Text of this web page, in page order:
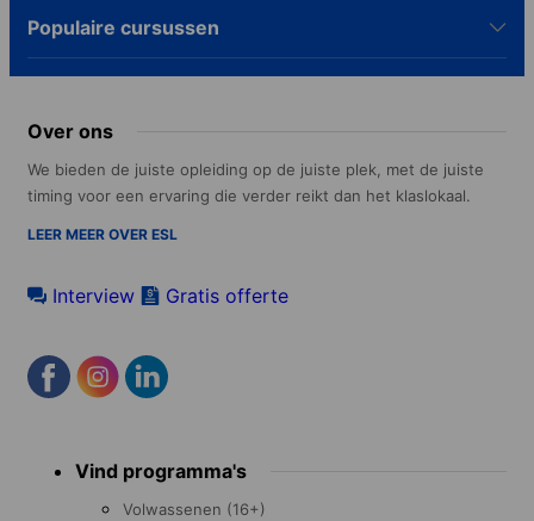
Populaire cursussen
Over ons
We bieden de juiste opleiding op de juiste plek, met de juiste
timing voor een ervaring die verder reikt dan het klaslokaal.
LEER MEER OVER ESL
Interview Gratis offerte
menu Vind programma's
Volwassenen (16+)